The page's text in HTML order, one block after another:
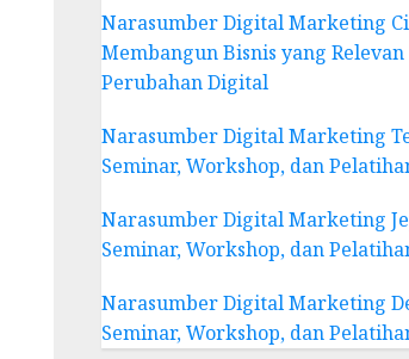
Narasumber Digital Marketing
Membangun Bisnis yang
Perubahan Digital
Narasumber Digital Marketing
Seminar, Workshop, dan
Narasumber Digital Marketing
Seminar, Workshop, dan
Narasumber Digital Marketing
Seminar, Workshop, dan